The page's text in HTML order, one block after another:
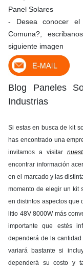
Panel Solares
- Desea conocer
Comuna?,
siguiente imagen
Blog Paneles
Industrias
Si estas en busca de kit
has encontrado una
invitamos a visitar
encontrar información
en el marcado y las
momento de elegir un kit
en distintos aspectos que
litio 48V 8000W más
importante que estés
dependerá de la
variará bastante si
dependerá su costo y